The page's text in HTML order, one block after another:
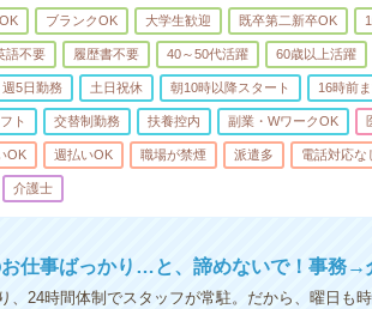
ブランクOK 大学生歓迎 既卒第二新卒OK
語不要 履歴書不要 40～50代活躍 60歳以上活躍
週5日勤務 土日祝休 朝10時以降スタート 16時前
ト 交替制勤務 扶養控内 副業・WワークOK
OK 週払いOK 職場が禁煙 派遣多 電話対応な
介護士
仕事ばっかり…と、諦めないで！事務→
、24時間体制でスタッフが常駐。だから、曜日も